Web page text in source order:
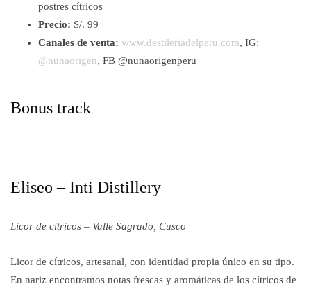
postres cítricos
Precio: S/. 99
Canales de venta: www.destileriadelperu.com, IG:
@nunaorigen, FB @nunaorigenperu
Bonus track
Eliseo – Inti Distillery
Licor de cítricos – Valle Sagrado, Cusco
Licor de cítricos, artesanal, con identidad propia único en su tipo.
En nariz encontramos notas frescas y aromáticas de los cítricos de